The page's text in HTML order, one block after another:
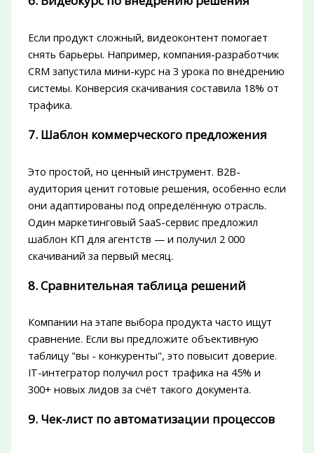
Если продукт сложный, видеоконтент помогает
снять барьеры. Например, компания-разработчик
CRM запустила мини-курс на 3 урока по внедрению
системы. Конверсия скачивания составила 18% от
трафика.
7. Шаблон коммерческого предложения
Это простой, но ценный инструмент. B2B-
аудитория ценит готовые решения, особенно если
они адаптированы под определённую отрасль.
Один маркетинговый SaaS-сервис предложил
шаблон КП для агентств — и получил 2 000
скачиваний за первый месяц.
8. Сравнительная таблица решений
Компании на этапе выбора продукта часто ищут
сравнение. Если вы предложите объективную
таблицу "вы - конкуренты", это повысит доверие.
IT-интегратор получил рост трафика на 45% и
300+ новых лидов за счёт такого документа.
9. Чек-лист по автоматизации процессов